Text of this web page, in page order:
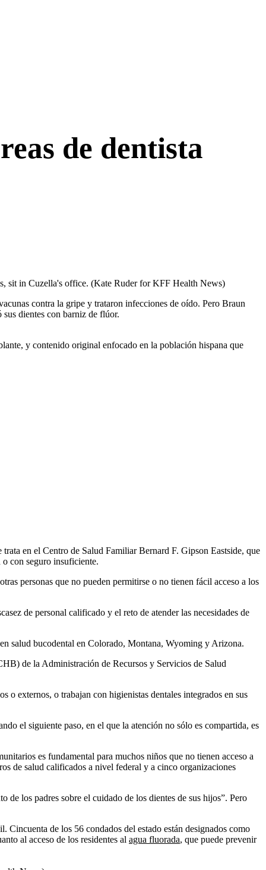
de dentista
sit in Cuzella's office. (Kate Ruder for KFF Health News)
contra la gripe y trataron infecciones de oído. Pero Braun
dientes con barniz de flúor.
y contenido original enfocado en la población hispana que
en el Centro de Salud Familiar Bernard F. Gipson Eastside, que
con seguro insuficiente.
personas que no pueden permitirse o no tienen fácil acceso a los
de personal calificado y el reto de atender las necesidades de
salud bucodental en Colorado, Montana, Wyoming y Arizona.
de la Administración de Recursos y Servicios de Salud
o externos, o trabajan con higienistas dentales integrados en sus
el siguiente paso, en el que la atención no sólo es compartida, es
es fundamental para muchos niños que no tienen acceso a
de salud calificados a nivel federal y a cinco organizaciones
los padres sobre el cuidado de los dientes de sus hijos”. Pero
de los 56 condados del estado están designados como
al acceso de los residentes al agua fluorada, que puede prevenir